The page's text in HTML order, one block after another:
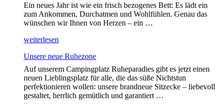
Fernsehen“
Ein neues Jahr ist wie ein frisch bezogenes Bett: Es lädt ein
zum Ankommen, Durchatmen und Wohlfühlen. Genau das
wünschen wir Ihnen von Herzen – ein …
„Ein
neues
Jahr
–
willkommen
im
Ruheparadies“
weiterlesen
Unsere neue Ruhezone
Auf unserem Campingplatz Ruheparadies gibt es jetzt einen
neuen Lieblingsplatz für alle, die das süße Nichtstun
perfektionieren wollen: unsere brandneue Sitzecke – liebevoll
gestaltet, herrlich gemütlich und garantiert …